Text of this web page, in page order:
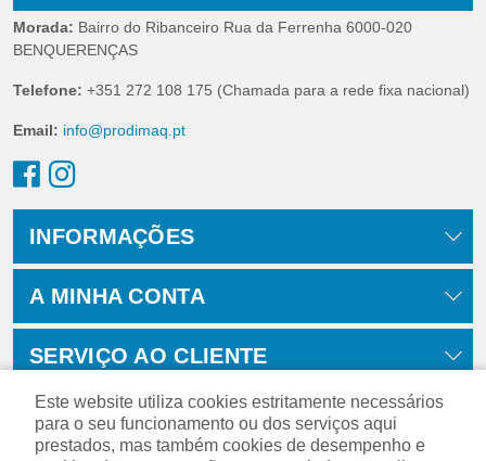
Morada: Bairro do Ribanceiro Rua da Ferrenha 6000-020
BENQUERENÇAS
Telefone: +351 272 108 175 (Chamada para a rede fixa nacional)
Email: info@prodimaq.pt
INFORMAÇÕES
A MINHA CONTA
SERVIÇO AO CLIENTE
Este website utiliza cookies estritamente necessários
para o seu funcionamento ou dos serviços aqui
prestados, mas também cookies de desempenho e